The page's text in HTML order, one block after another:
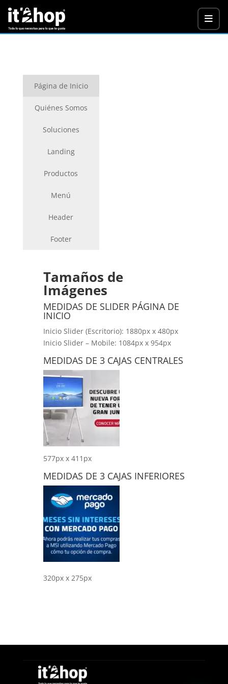
Página de Inicio
Quiénes Somos
Soluciones
Landing
Productos
Menú
Header
Footer
Tamaños de
Imágenes
MEDIDAS DE SLIDER PÁGINA DE
INICIO
Inicio Slider (Escritorio): 1880px x 480px
Inicio Slider – Mobile: 1084px x 954px
MEDIDAS DE 3 CAJAS CENTRALES
577px x 411px
MEDIDAS DE 3 CAJAS INFERIORES
320px x 275px